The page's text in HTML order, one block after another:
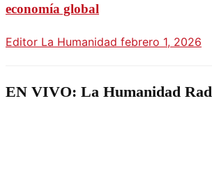
economía global
Editor La Humanidad febrero 1, 2026
EN VIVO: La Humanidad